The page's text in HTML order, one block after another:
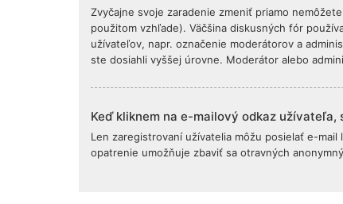
Zvyčajne svoje zaradenie zmeniť priamo
použitom vzhľade). Väčšina diskusných fór
užívateľov, napr. označenie moderátorov a
ste dosiahli vyššej úrovne. Moderátor alebo
Keď kliknem na e-mailový odkaz užívateľa,
Len zaregistrovaní užívatelia môžu posielať e-
opatrenie umožňuje zbaviť sa otravných